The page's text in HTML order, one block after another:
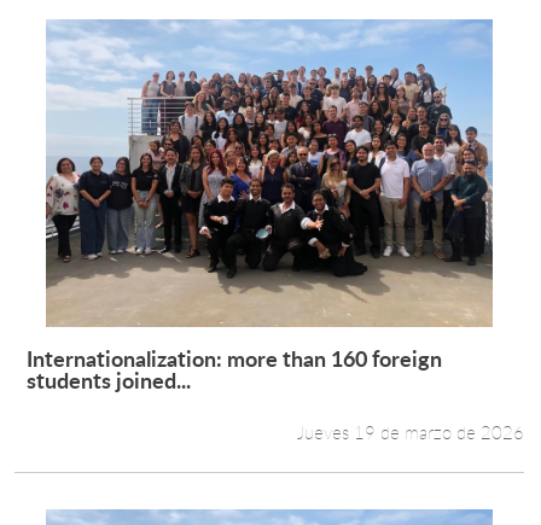
Funcionarios
Alumni
English
Leer más +
Internationalization: more than 160 foreign
students joined...
Jueves 19 de marzo de 2026